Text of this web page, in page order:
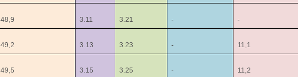
48,9 3.11 3.21 - -
49,2 3.13 3.23 - 11,1
49,5 3.15 3.25 - 11,2